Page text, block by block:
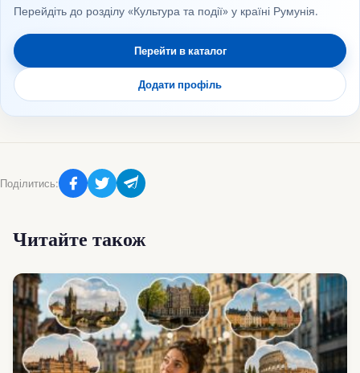
Перейдіть до розділу «Культура та події» у країні Румунія.
Перейти в каталог
Додати профіль
Поділитись:
Читайте також